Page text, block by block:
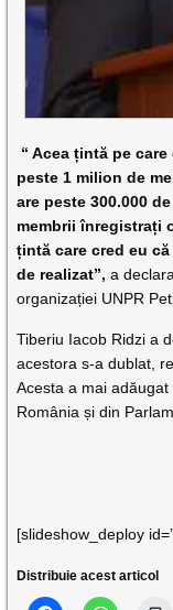
“ Acea țintă pe
peste 1 milion de
are peste 300.000
membrii înregistrați
țintă care cred eu
de realizat”,a
organizației UNPR
Tiberiu Iacob Ridzi a
acestora s-a dublat,
Acesta a mai
România și din
[slideshow_deploy
Distribuie acest articol